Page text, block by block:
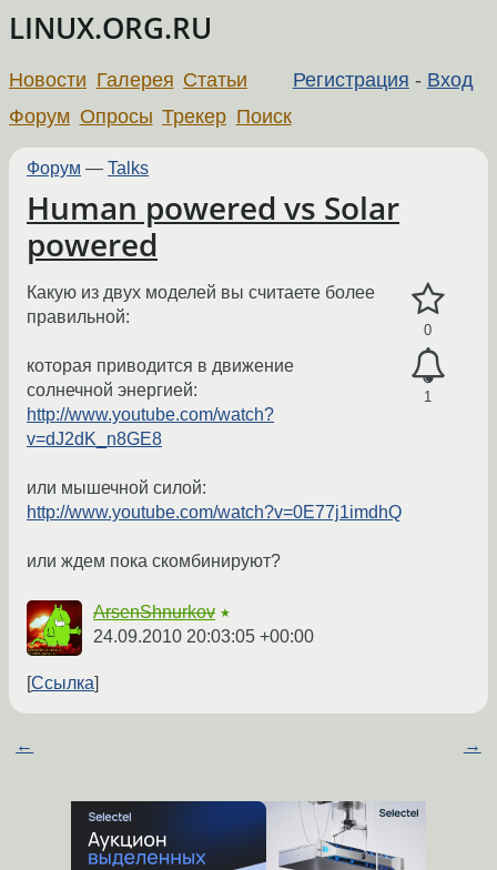
LINUX.ORG.RU
Регистрация - Вход
Новости Галерея Статьи
Форум Опросы Трекер Поиск
Форум — Talks
Human powered vs Solar
powered
0
1
Какую из двух моделей вы считаете более
правильной:
которая приводится в движение
солнечной энергией:
http://www.youtube.com/watch?
v=dJ2dK_n8GE8
или мышечной силой:
http://www.youtube.com/watch?v=0E77j1imdhQ
или ждем пока скомбинируют?
ArsenShnurkov ★
24.09.2010 20:03:05 +00:00
Ссылка
← →